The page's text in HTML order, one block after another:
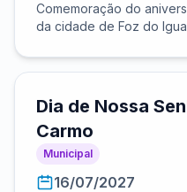
Comemoração do
da cidade de Foz do
Dia de Nossa
Carmo
Municipal
16/07/2027